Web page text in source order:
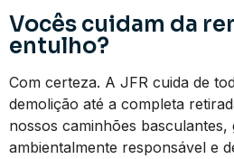
Vocês cuidam da
entulho?
Com certeza. A JFR cuida de
demolição até a completa
nossos caminhões
ambientalmente responsável e